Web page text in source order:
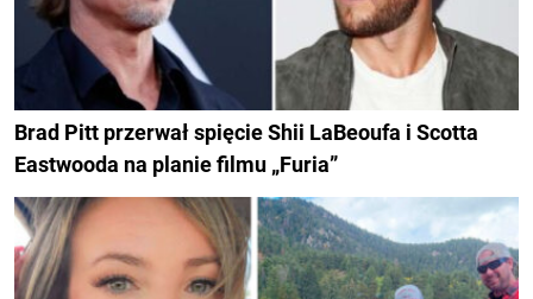
Brad Pitt przerwał spięcie Shii LaBeoufa i Scotta
Eastwooda na planie filmu „Furia”